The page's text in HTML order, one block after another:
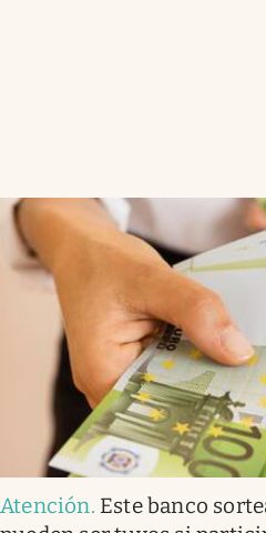
Atención. Este banco